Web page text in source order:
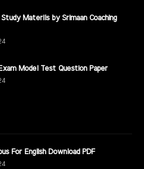
Study Materils by Srimaan Coaching
Model Test Question Paper
For English Download PDF